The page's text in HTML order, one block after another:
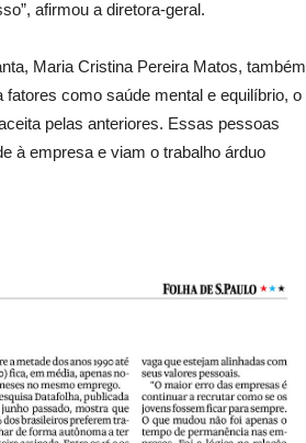
afirmou a diretora-geral.
Maria Cristina Pereira Matos, também
como saúde mental e equilíbrio, o
pelas anteriores. Essas pessoas
à empresa e viam o trabalho árduo